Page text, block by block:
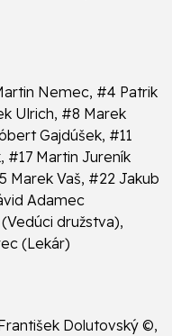
Nemec, #4 Patrik
Ulrich, #8 Marek
Gajdúšek, #11
#17 Martin Jureník
Marek Vaš, #22 Jakub
Adamec
družstva),
(Lekár)
Dolutovský ©,